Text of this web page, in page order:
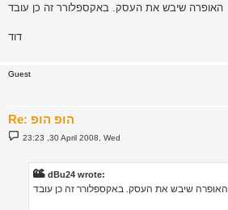
t
האופרה שיבש את העסק. באקספלורר זה כן עובד
דוד
Guest
Re: הופ הופ
P23:23 ,30 April 2008, Wed
dBu24 wrote:
האופרה שיבש את העסק. באקספלורר זה כן עובד